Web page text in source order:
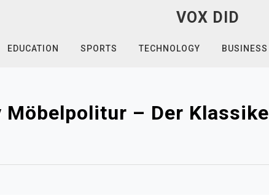
VOX DID
EDUCATION SPORTS TECHNOLOGY BUSINESS
Möbelpolitur – Der